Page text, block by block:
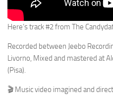
Here’s track #2 from The
Recorded between Jeebo
Livorno, Mixed and mastered at
(Pisa).
🎬 Music video imagined and